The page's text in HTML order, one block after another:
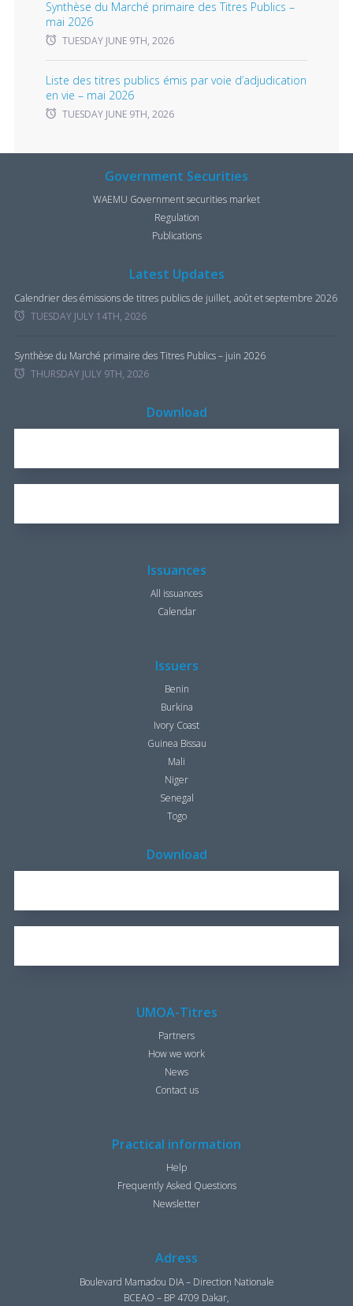
Synthèse du Marché primaire des Titres Publics –
mai 2026
TUESDAY JUNE 9TH, 2026
Liste des titres publics émis par voie d’adjudication
en vie – mai 2026
TUESDAY JUNE 9TH, 2026
Government Securities
WAEMU Government securities market
Regulation
Publications
Latest Updates
Calendrier des émissions de titres publics de juillet, août et septembre 2026
TUESDAY JULY 14TH, 2026
Synthèse du Marché primaire des Titres Publics – juin 2026
THURSDAY JULY 9TH, 2026
Download
Issuances
All issuances
Calendar
Issuers
Benin
Burkina
Ivory Coast
Guinea Bissau
Mali
Niger
Senegal
Togo
Download
UMOA-Titres
Partners
How we work
News
Contact us
Practical information
Help
Frequently Asked Questions
Newsletter
Adress
Boulevard Mamadou DIA – Direction Nationale
BCEAO – BP 4709 Dakar,